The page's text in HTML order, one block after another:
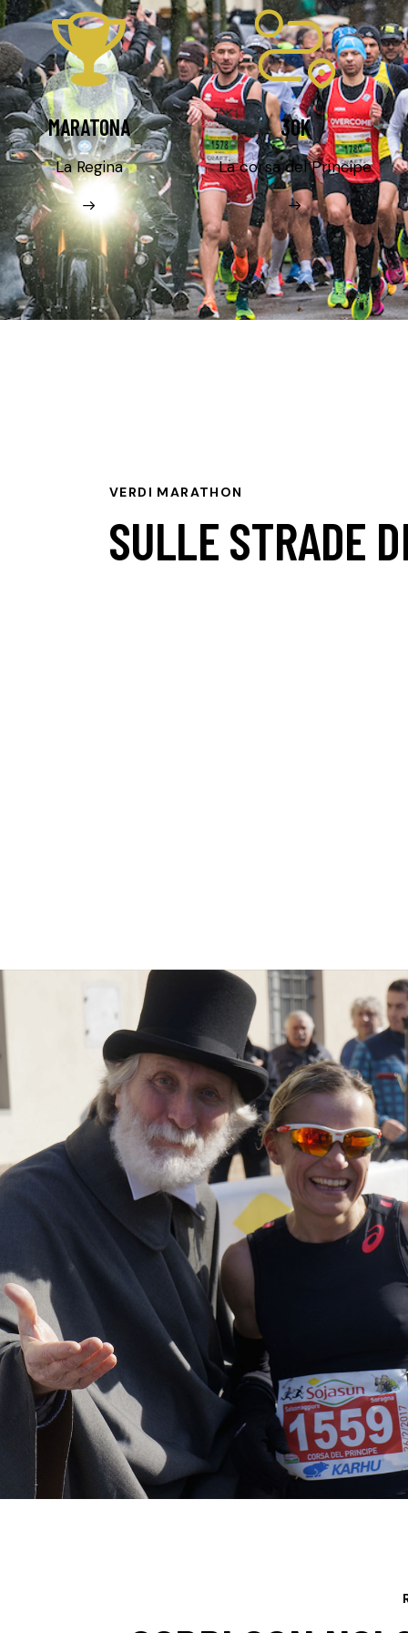
MARATONA
La Regina
30K
La corsa del Principe
VERDI MARATHON
SULLE STRADE